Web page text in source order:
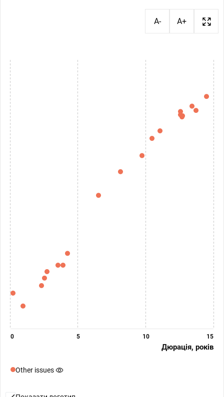
A- A+
Дюрація, років
0 5 10 15
Other issues